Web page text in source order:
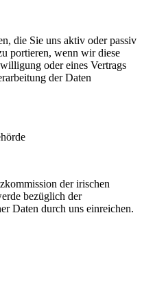
die Sie uns aktiv oder passiv
portieren, wenn wir diese
oder eines Vertrags
der Daten
der irischen
bezüglich der
Daten durch uns einreichen.